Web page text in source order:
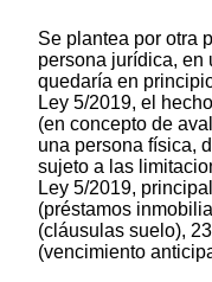
Se plantea por otra
persona jurídica, en
quedaría en
Ley 5/2019, el
(en concepto de
una persona física,
sujeto a las
Ley 5/2019,
(préstamos
(cláusulas suelo),
(vencimiento